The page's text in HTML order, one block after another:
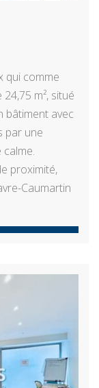
qui comme
m², situé
bâtiment avec
par une
proximité,
Caumartin